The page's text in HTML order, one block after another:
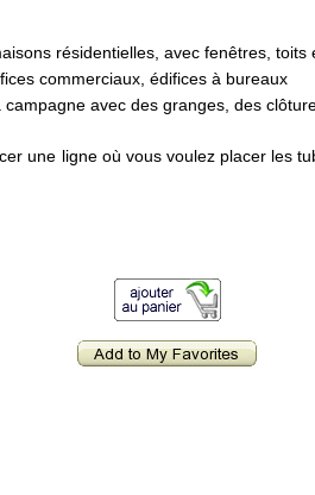
résidentielles, avec fenêtres,
commerciaux, édifices à bureaux
avec des granges, des
une ligne où vous voulez placer les